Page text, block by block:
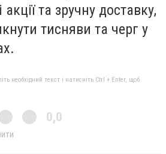
та зручну доставку,
тисняви та черг у
необхідний текст і натисніть Ctrl + Enter, щоб
0,0